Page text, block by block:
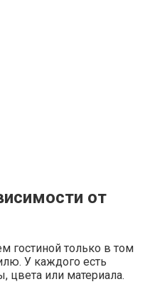
от
гостиной только в том
У каждого есть
или материала.